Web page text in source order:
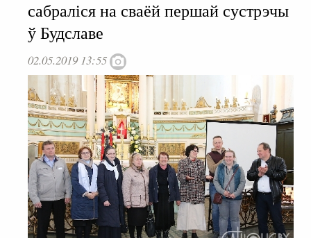
сабраліся на сваёй першай сустрэчы
ў Будславе
02.05.2019 13:55